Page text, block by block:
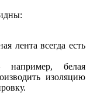
лента всегда есть
например, белая
изоляцию